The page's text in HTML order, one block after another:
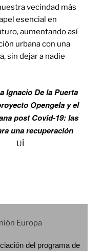
vecindad más
esencial en
aumentando así
urbana con una
sin dejar a nadie
Ignacio De la Puerta
Opengela y el
post Covid-19: las
una recuperación
UÍ
del programa de